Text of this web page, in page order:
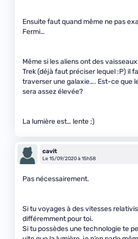
Ensuite faut quand même ne pas
Fermi…
Même si les aliens ont des
Trek (déjà faut préciser lequel :P) il
traverser une galaxie…. Est-ce que
sera assez élevée?
La lumière est… lente ;)
cavit
Le 15/09/2020 à 15h58
Pas nécessairement.
Si tu voyages à des vitesses
différemment pour toi.
Si tu possèdes une technologie te